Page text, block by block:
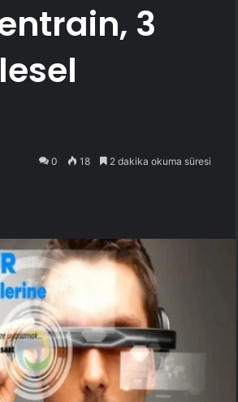
3
0 18 2 dakika okuma süresi